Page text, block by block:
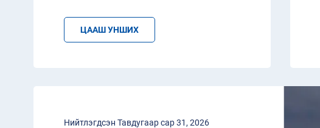
ЦААШ УНШИХ
Нийтлэгдсэн Тавдугаар сар 31, 2026